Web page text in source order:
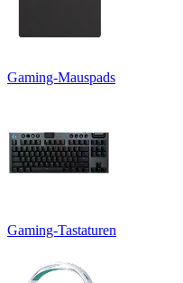
Gaming-Mauspads
Gaming-Tastaturen